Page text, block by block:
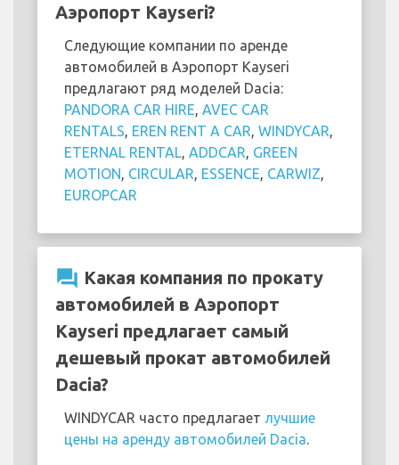
Аэропорт Kayseri?
Следующие компании по аренде
автомобилей в Аэропорт Kayseri
предлагают ряд моделей Dacia:
PANDORA CAR HIRE AVEC CAR
RENTALS EREN RENT A CAR WINDYCAR
ETERNAL RENTAL
ADDCAR GREEN
MOTION CIRCULAR ESSENCE CARWIZ
EUROPCAR
question_answer Какая компания по прокату
автомобилей в Аэропорт
Kayseri предлагает самый
дешевый прокат автомобилей
Dacia?
WINDYCAR часто предлагает лучшие
цены на аренду автомобилей Dacia